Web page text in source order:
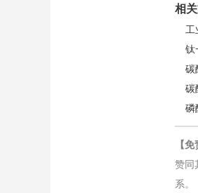
相
工
钛
碳
碳
磷
【
赞同
系。